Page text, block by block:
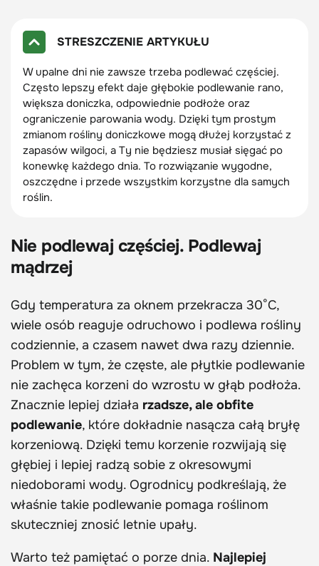
STRESZCZENIE ARTYKUŁU
W upalne dni nie zawsze trzeba podlewać częściej.
Często lepszy efekt daje głębokie podlewanie rano,
większa doniczka, odpowiednie podłoże oraz
ograniczenie parowania wody. Dzięki tym prostym
zmianom rośliny doniczkowe mogą dłużej korzystać z
zapasów wilgoci, a Ty nie będziesz musiał sięgać po
konewkę każdego dnia. To rozwiązanie wygodne,
oszczędne i przede wszystkim korzystne dla samych
roślin.
Nie podlewaj częściej. Podlewaj
mądrzej
Gdy temperatura za oknem przekracza 30°C,
wiele osób reaguje odruchowo i podlewa rośliny
codziennie, a czasem nawet dwa razy dziennie.
Problem w tym, że częste, ale płytkie podlewanie
nie zachęca korzeni do wzrostu w głąb podłoża.
Znacznie lepiej działa rzadsze, ale obfite
podlewanie, które dokładnie nasącza całą bryłę
korzeniową. Dzięki temu korzenie rozwijają się
głębiej i lepiej radzą sobie z okresowymi
niedoborami wody. Ogrodnicy podkreślają, że
właśnie takie podlewanie pomaga roślinom
skuteczniej znosić letnie upały.
Warto też pamiętać o porze dnia. Najlepiej